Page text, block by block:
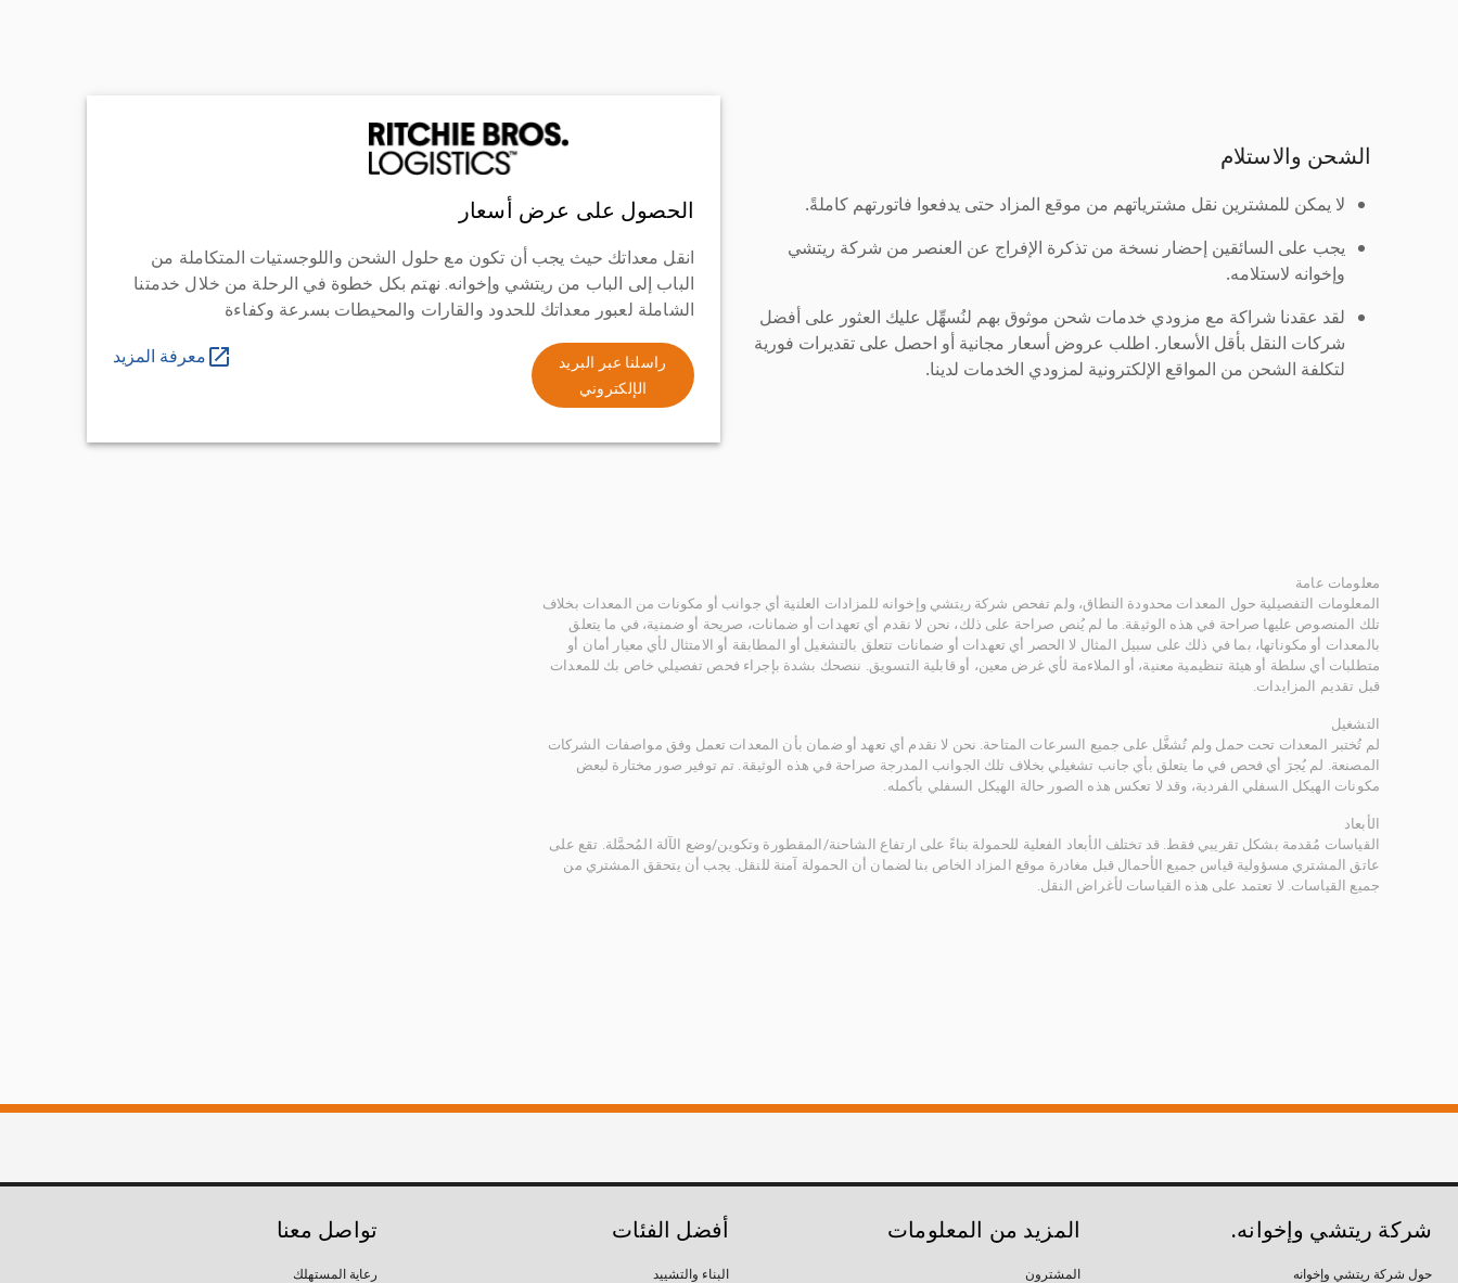
الشحن والاستلام
لا يمكن للمشترين نقل مشترياتهم من موقع المزاد حتى يدفعوا فاتورتهم كاملةً.
يجب على السائقين إحضار نسخة من تذكرة الإفراج عن العنصر من شركة ريتشي
وإخوانه لاستلامه.
لقد عقدنا شراكة مع مزودي خدمات شحن موثوق بهم لنُسهِّل عليك العثور على أفضل
شركات النقل بأقل الأسعار. اطلب عروض أسعار مجانية أو احصل على تقديرات فورية
لتكلفة الشحن من المواقع الإلكترونية لمزودي الخدمات لدينا.
الحصول على عرض أسعار
انقل معداتك حيث يجب أن تكون مع حلول الشحن واللوجستيات المتكاملة من
الباب إلى الباب من ريتشي وإخوانه. نهتم بكل خطوة في الرحلة من خلال خدمتنا
الشاملة لعبور معداتك للحدود والقارات والمحيطات بسرعة وكفاءة
راسلنا عبر البريد
الإلكتروني
معرفة المزيد
معلومات عامة
المعلومات التفصيلية حول المعدات محدودة النطاق، ولم تفحص شركة ريتشي وإخوانه للمزادات العلنية أي جوانب أو مكونات من المعدات بخلاف
تلك المنصوص عليها صراحة في هذه الوثيقة. ما لم يُنص صراحة على ذلك، نحن لا نقدم أي تعهدات أو ضمانات، صريحة أو ضمنية، في ما يتعلق
بالمعدات أو مكوناتها، بما في ذلك على سبيل المثال لا الحصر أي تعهدات أو ضمانات تتعلق بالتشغيل أو المطابقة أو الامتثال لأي معيار أمان أو
متطلبات أي سلطة أو هيئة تنظيمية معنية، أو الملاءمة لأي غرض معين، أو قابلية التسويق. ننصحك بشدة بإجراء فحص تفصيلي خاص بك للمعدات
قبل تقديم المزايدات.
التشغيل
لم تُختبر المعدات تحت حمل ولم تُشغَّل على جميع السرعات المتاحة. نحن لا نقدم أي تعهد أو ضمان بأن المعدات تعمل وفق مواصفات الشركات
المصنعة. لم يُجرَ أي فحص في ما يتعلق بأي جانب تشغيلي بخلاف تلك الجوانب المدرجة صراحة في هذه الوثيقة. تم توفير صور مختارة لبعض
مكونات الهيكل السفلي الفردية، وقد لا تعكس هذه الصور حالة الهيكل السفلي بأكمله.
الأبعاد
القياسات مُقدمة بشكل تقريبي فقط. قد تختلف الأبعاد الفعلية للحمولة بناءً على ارتفاع الشاحنة/المقطورة وتكوين/وضع الآلة المُحمَّلة. تقع على
عاتق المشتري مسؤولية قياس جميع الأحمال قبل مغادرة موقع المزاد الخاص بنا لضمان أن الحمولة آمنة للنقل. يجب أن يتحقق المشتري من
جميع القياسات. لا تعتمد على هذه القياسات لأغراض النقل.
شركة ريتشي وإخوانه.
حول شركة ريتشي وإخوانه
المزيد من المعلومات
المشترون
أفضل الفئات
البناء والتشييد
تواصل معنا
رعاية المستهلك